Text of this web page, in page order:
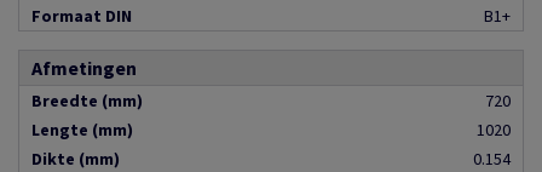
Formaat DIN
B1+
Afmetingen
Breedte (mm)
720
Lengte (mm)
1020
Dikte (mm)
0.154